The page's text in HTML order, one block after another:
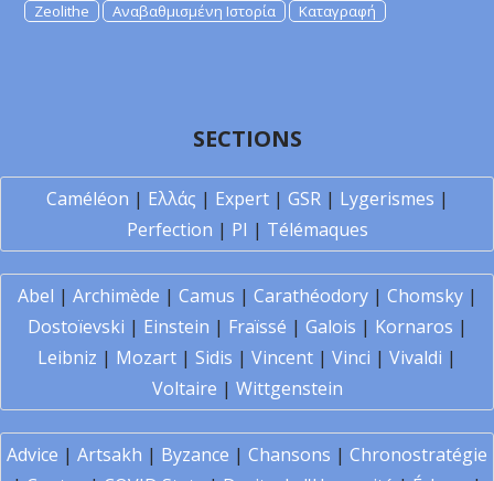
Zeolithe
Αναβαθμισμένη Ιστορία Καταγραφή
SECTIONS
Caméléon | Ελλάς | Expert| GSR| Lygerismes |
Perfection | PI | Télémaques
Abel | Archimède | Camus | Carathéodory| Chomsky|
Dostoïevski | Einstein | Fraïssé | Galois | Kornaros |
Leibniz | Mozart | Sidis | Vincent | Vinci | Vivaldi |
Voltaire | Wittgenstein
Advice | Artsakh | Byzance | Chansons | Chronostratégie